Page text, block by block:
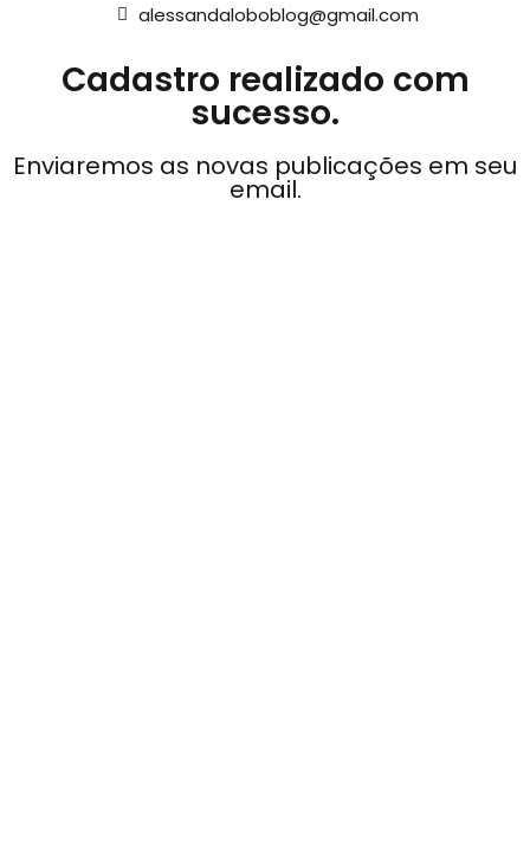
alessandaloboblog@gmail.com
Cadastro realizado com
sucesso.
Enviaremos as novas publicações em seu
email.